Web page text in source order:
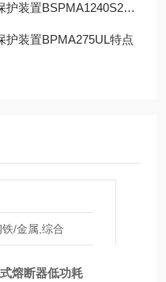
置BSPMA1240S2GR功能
护装置BPMA275UL特点
/金属,综合
熔断器低功耗